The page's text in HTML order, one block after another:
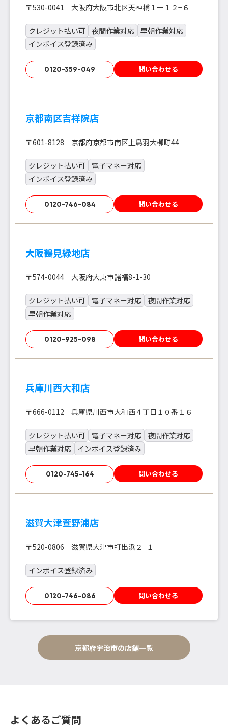
〒530-0041 大阪府大阪市北区天神橋１ー１２−６
クレジット払い可 夜間作業対応 早朝作業対応
インボイス登録済み
0120-359-049 問い合わせる
京都南区吉祥院店
〒601-8128 京都府京都市南区上鳥羽大柳町44
クレジット払い可
電子マネー対応
インボイス登録済み
0120-746-084 問い合わせる
大阪鶴見緑地店
〒574-0044 大阪府大東市諸福8-1-30
クレジット払い可 電子マネー対応
夜間作業対応
早朝作業対応
0120-925-098 問い合わせる
兵庫川西大和店
〒666-0112 兵庫県川西市大和西４丁目１０番１６
クレジット払い可 電子マネー対応
夜間作業対応
早朝作業対応
インボイス登録済み
0120-745-164 問い合わせる
滋賀大津萱野浦店
〒520-0806 滋賀県大津市打出浜２−１
インボイス登録済み
0120-746-086 問い合わせる
京都府宇治市の店舗一覧
よくあるご質問